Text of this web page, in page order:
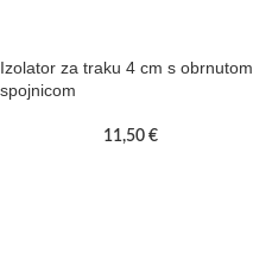
Izolator za traku 4 cm s obrnutom
spojnicom
11,50 €